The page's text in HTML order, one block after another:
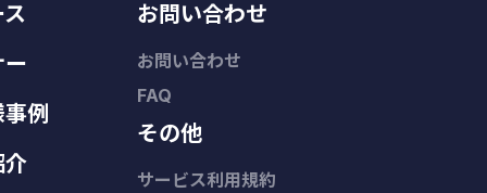
ス
例
介
お問い合わせ
お問い合わせ
FAQ
その他
サービス利用規約